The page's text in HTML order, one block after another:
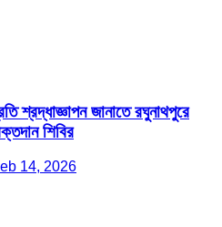
শ্রদ্ধাজ্ঞাপন জানাতে রঘুনাথপুরে
শিবির
14, 2026